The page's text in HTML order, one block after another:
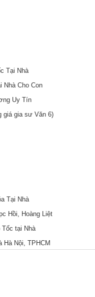
Tại Nhà
Nhà Cho Con
Uy Tín
giá gia sư Văn 6)
Tại Nhà
Hồi, Hoàng Liệt
tại Nhà
Hà Nội, TPHCM